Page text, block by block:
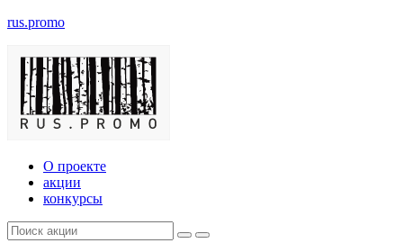
rus.promo
О проекте
акции
конкурсы